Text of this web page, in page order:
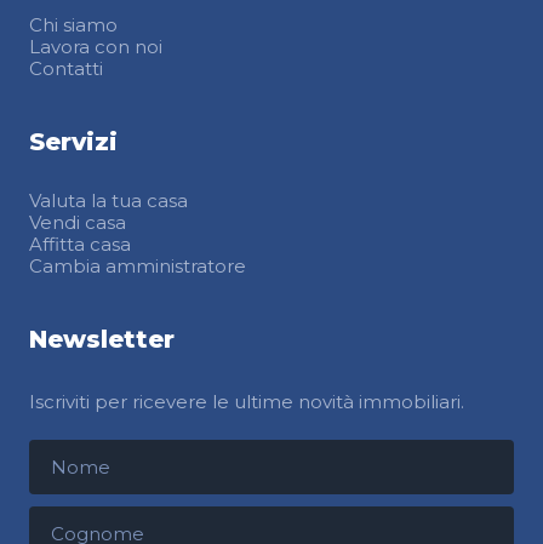
Chi siamo
Lavora con noi
Contatti
Servizi
Valuta la tua casa
Vendi casa
Affitta casa
Cambia amministratore
Newsletter
Iscriviti per ricevere le ultime novità immobiliari.
Nome
Cognome